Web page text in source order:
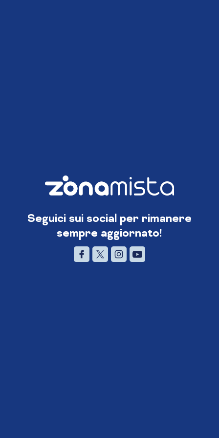
Seguici sui social per rimanere
sempre aggiornato!